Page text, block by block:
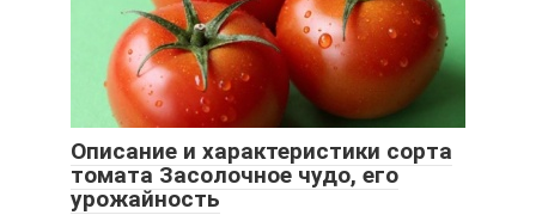
Описание и характеристики сорта
томата Засолочное чудо, его
урожайность